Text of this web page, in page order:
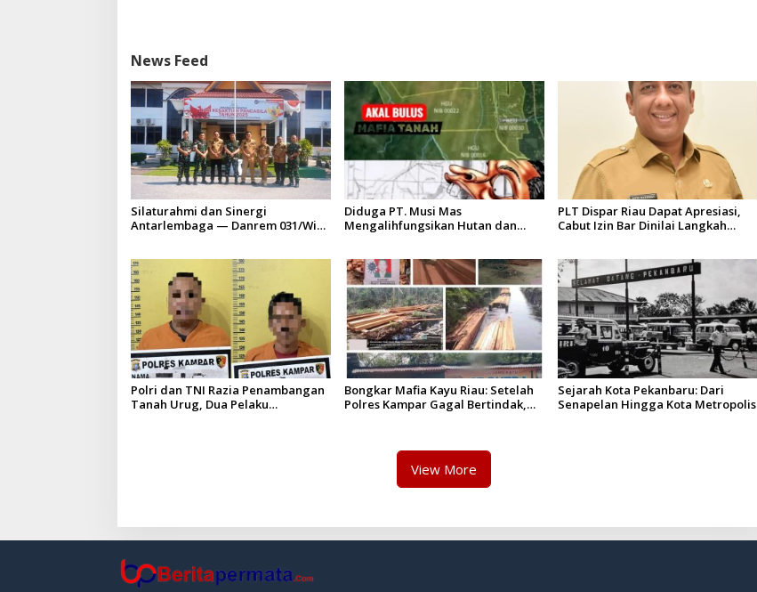
News Feed
Silaturahmi dan Sinergi
Antarlembaga — Danrem 031/Wira
Diduga PT. Musi Mas
Mengalihfungsikan Hutan dan
PLT Dispar Riau Dapat Apresiasi,
Cabut Izin Bar Dinilai Langkah
Polri dan TNI Razia Penambangan
Tanah Urug, Dua Pelaku
Bongkar Mafia Kayu Riau: Setelah
Polres Kampar Gagal Bertindak,
Sejarah Kota Pekanbaru: Dari
Senapelan Hingga Kota Metropolis
View More